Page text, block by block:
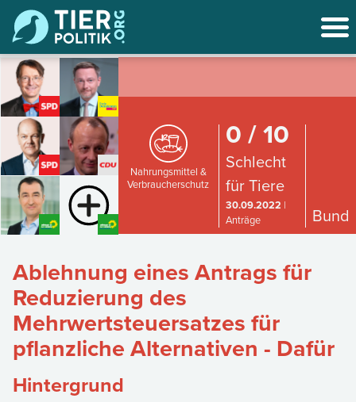
Nahrungsmittel &
Verbraucherschutz
0 / 10
Schlecht
für Tiere
30.09.2022 |
Anträge
Bund
Ablehnung eines Antrags für
Reduzierung des
Mehrwertsteuersatzes für
pflanzliche Alternativen - Dafür
Hintergrund